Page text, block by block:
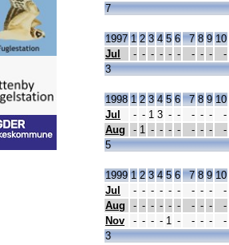
7
1997 1 2 3 4 5 6 7 8 9 10
Jul
- - - - - - - - - -
3
1998 1 2 3 4 5 6 7 8 9 10
Jul
- - 1 3 - - - - - -
Aug
- 1 - - - - - - - -
5
1999 1 2 3 4 5 6 7 8 9 10
Jul
- - - - - - - - - -
Aug
- - - - - - - - - -
Nov
- - - - 1 - - - - -
3